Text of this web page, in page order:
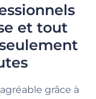
et tout
grâce à